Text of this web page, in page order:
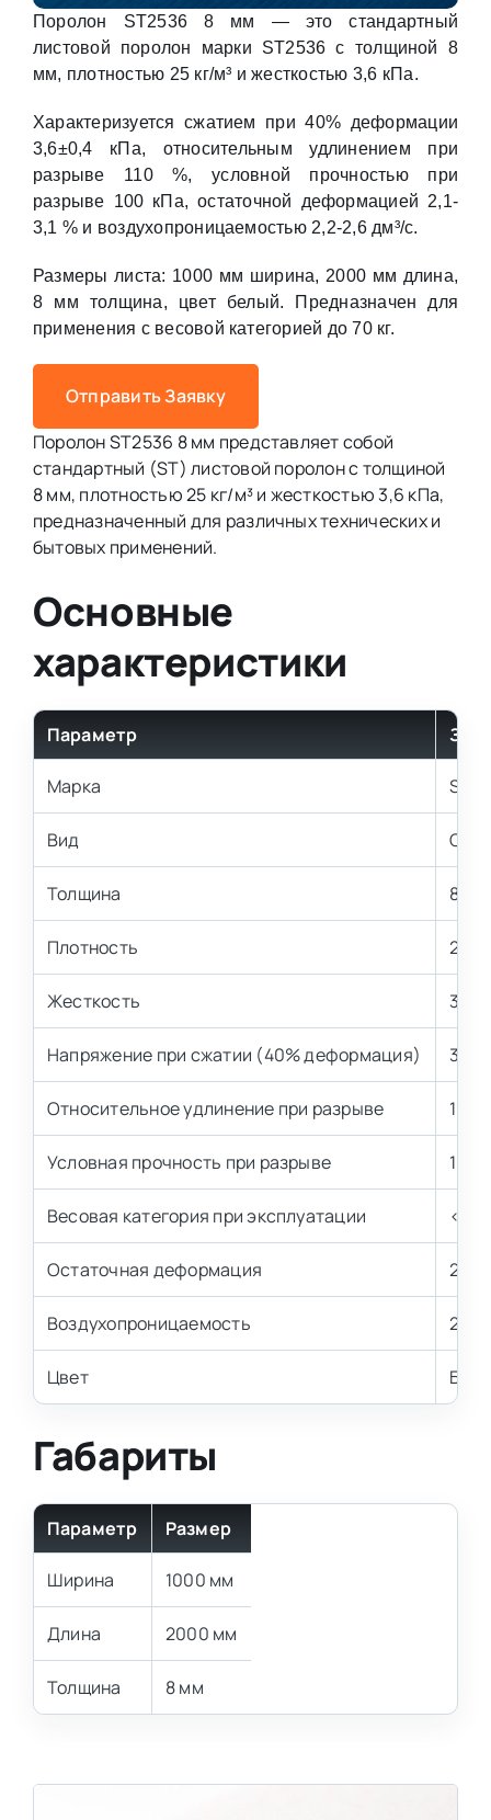
Поролон ST2536 8 мм — это стандартный
листовой поролон марки ST2536 с толщиной 8
мм, плотностью 25 кг/м³ и жесткостью 3,6 кПа.
Характеризуется сжатием при 40% деформации
3,6±0,4 кПа, относительным удлинением при
разрыве 110 %, условной прочностью при
разрыве 100 кПа, остаточной деформацией 2,1-
3,1 % и воздухопроницаемостью 2,2-2,6 дм³/с.
Размеры листа: 1000 мм ширина, 2000 мм длина,
8 мм толщина, цвет белый. Предназначен для
применения с весовой категорией до 70 кг.
Отправить Заявку
Поролон ST2536 8 мм представляет собой
стандартный (ST) листовой поролон с толщиной
8 мм, плотностью 25 кг/м³ и жесткостью 3,6 кПа,
предназначенный для различных технических и
бытовых применений.
Основные
характеристики
Параметр
Марка
Вид
Толщина 8 мм
Плотность 25
Жесткость 3,6
Напряжение при сжатии (40% деформация)
Относительное удлинение при разрыве 110
Условная прочность при разрыве 100
Весовая категория при эксплуатации < 70
Остаточная деформация 2,1-
Воздухопроницаемость 2,2-
Цвет
Габариты
Параметр Размер
Ширина 1000 мм
Длина 2000 мм
Толщина 8 мм